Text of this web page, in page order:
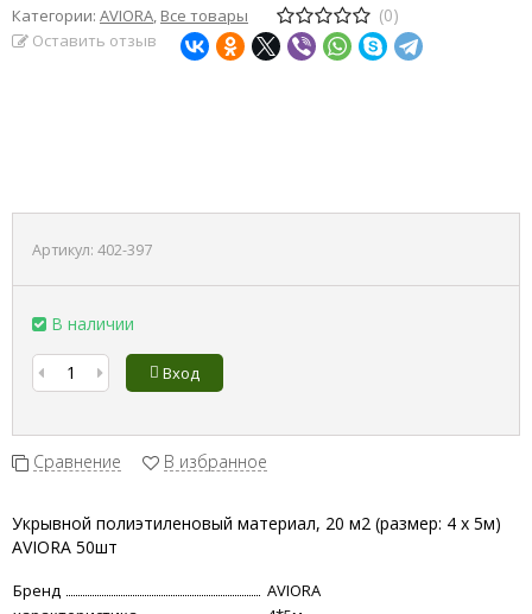
Категории: AVIORA, Все товары (0)
Оставить отзыв
Артикул: 402-397
В наличии
Вход
Сравнение В избранное
Укрывной полиэтиленовый материал, 20 м2 (размер: 4 х 5м)
AVIORA 50шт
Бренд
AVIORA